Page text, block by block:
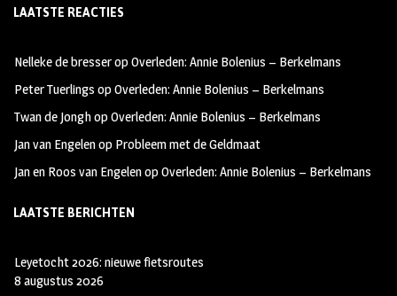
b
oo
k
ag
m
tt
LAATSTE REACTIES
Nelleke de bresseropOverleden: Annie Bolenius – Berkelmans
Peter Tuerlings opOverleden: Annie Bolenius – Berkelmans
Twan de JonghopOverleden: Annie Bolenius – Berkelmans
Jan van Engelenop Probleem met de Geldmaat
Jan en Roos van EngelenopOverleden: Annie Bolenius – Berkelmans
LAATSTE BERICHTEN
Leyetocht 2026: nieuwe fietsroutes
8 augustus 2026